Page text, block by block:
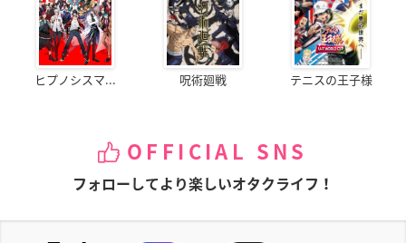
ヒプノシスマ... 呪術廻戦 テニスの王子様
OFFICIAL SNS
フォローしてより楽しいオタクライフ！